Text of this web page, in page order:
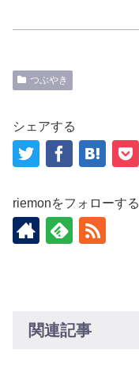
つぶやき
シェアする
riemonをフォローする
関連記事